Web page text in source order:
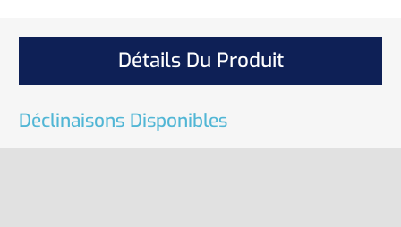
Détails Du Produit
Déclinaisons Disponibles